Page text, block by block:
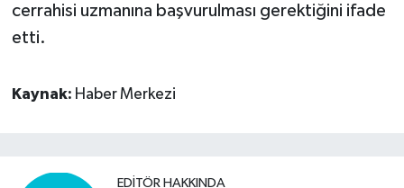
cerrahisi uzmanına başvurulması gerektiğini ifade
etti.
Kaynak: Haber Merkezi
EDITÖR HAKKINDA